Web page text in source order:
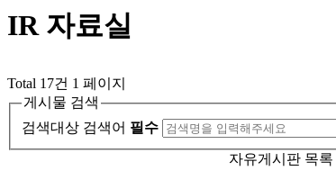
IR 자료실
Total 17건 1 페이지
게시물 검색
검색대상 검색어 필수
자유게시판 목록